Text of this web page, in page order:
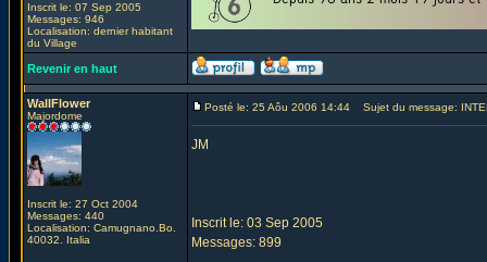
Inscrit le: 07 Sep 2005
Messages: 946
Localisation: dernier habitant
du Village
Revenir en haut
WallFlower
Majordome
Inscrit le: 27 Oct 2004
Messages: 440
Localisation: Camugnano.Bo.
40032. Italia
Posté le: 25 Aôu 2006 14:44 Sujet du message:
JM
Inscrit le: 03 Sep 2005
Messages: 899